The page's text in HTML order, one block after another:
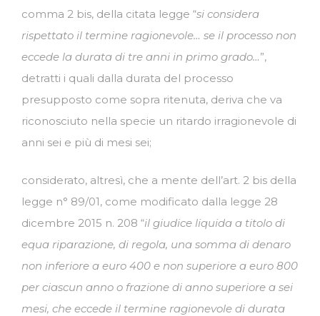
comma 2 bis, della citata legge “si considera
rispettato il termine ragionevole… se il processo non
eccede la durata di tre anni in primo grado…”,
detratti i quali dalla durata del processo
presupposto come sopra ritenuta, deriva che va
riconosciuto nella specie un ritardo irragionevole di
anni sei e più di mesi sei;
considerato, altresì, che a mente dell’art. 2 bis della
legge n° 89/01, come modificato dalla legge 28
dicembre 2015 n. 208 “il giudice liquida a titolo di
equa riparazione, di regola, una somma di denaro
non inferiore a euro 400 e non superiore a euro 800
per ciascun anno o frazione di anno superiore a sei
mesi, che eccede il termine ragionevole di durata